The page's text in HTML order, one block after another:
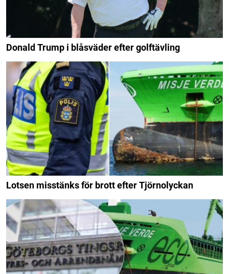
Donald Trump i blåsväder efter golftävling
Lotsen misstänks för brott efter Tjörnolyckan